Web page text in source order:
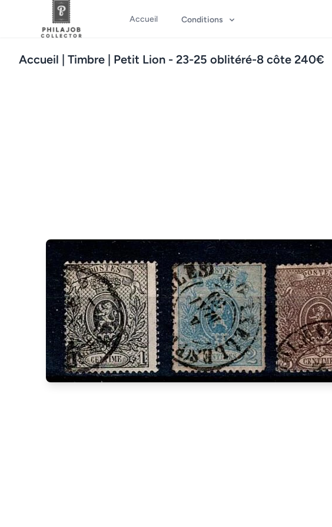
Accueil Conditions
Accueil | Timbre | Petit Lion - 23-25 oblitéré-8 côte 240€